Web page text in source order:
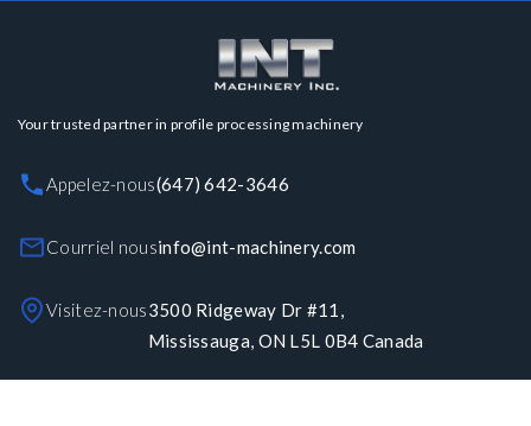
Your trusted partner in profile processing machinery
Appelez-nous(647) 642-3646
Courriel nousinfo@int-machinery.com
Visitez-nous3500 Ridgeway Dr #11,
Mississauga, ON L5L 0B4 Canada